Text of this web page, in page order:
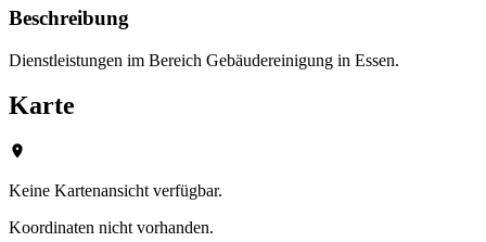
Beschreibung
Dienstleistungen im Bereich Gebäudereinigung in Essen.
Karte
Keine Kartenansicht verfügbar.
Koordinaten nicht vorhanden.